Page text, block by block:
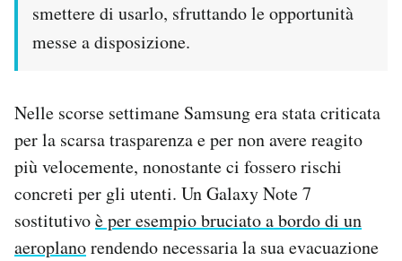
smettere di usarlo, sfruttando le opportunità
messe a disposizione.
Nelle scorse settimane Samsung era stata criticata
per la scarsa trasparenza e per non avere reagito
più velocemente, nonostante ci fossero rischi
concreti per gli utenti. Un Galaxy Note 7
sostitutivoè per esempio bruciato a bordo di un
aeroplanorendendo necessaria la sua evacuazione